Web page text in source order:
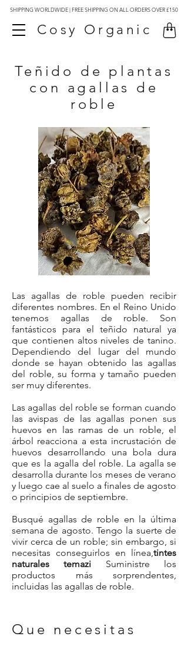
Cosy Organic
SHIPPING WORLDWIDE | FREE SHIPPING ON ALL ORDERS OVER £150
Teñido de plantas
con agallas de
roble
Las agallas de roble pueden recibir
diferentes nombres. En el Reino Unido
tenemos agallas de roble. Son
fantásticos para el teñido natural ya
que contienen altos niveles de tanino.
Dependiendo del lugar del mundo
donde se hayan obtenido las agallas
del roble, su forma y tamaño pueden
ser muy diferentes.
Las agallas del roble se forman cuando
las avispas de las agallas ponen sus
huevos en las ramas de un roble, el
árbol reacciona a esta incrustación de
huevos desarrollando una bola dura
que es la agalla del roble. La agalla se
desarrolla durante los meses de verano
y luego cae al suelo a finales de agosto
o principios de septiembre.
Busqué agallas de roble en la última
semana de agosto. Tengo la suerte de
vivir cerca de un roble; sin embargo, si
necesitas conseguirlos en línea,tintes
naturales temazi Suministre los
productos más sorprendentes,
incluidas las agallas de roble.
Que necesitas